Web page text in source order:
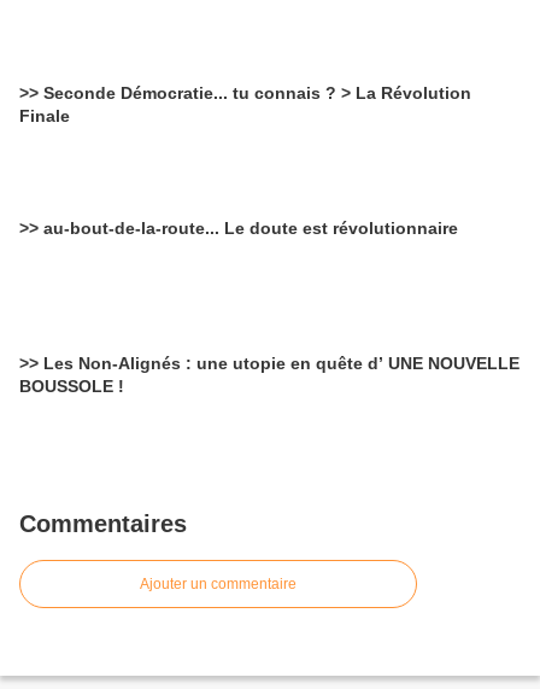
>> Seconde Démocratie... tu connais ? > La Révolution
Finale
>> au-bout-de-la-route... Le doute est révolutionnaire
>> Les Non-Alignés : une utopie en quête d’ UNE NOUVELLE
BOUSSOLE !
Commentaires
Ajouter un commentaire